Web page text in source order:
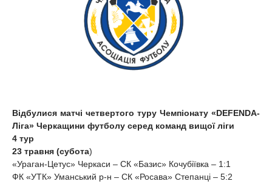
Відбулися матчі четвертого туру Чемпіонату «DEFENDA-
Ліга» Черкащини футболу серед команд вищої ліги
4 тур
23 травня (субота)
«Ураган-Цетус» Черкаси – СК «Базис» Кочубіївка – 1:1
ФК «УТК» Уманський р-н – СК «Росава» Степанці – 5:2